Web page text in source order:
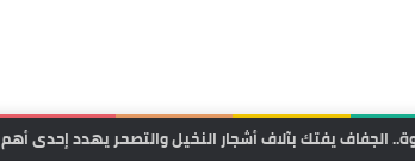
أول تفعيل للسوار الإلكتروني في قضايا الشيك يدخل